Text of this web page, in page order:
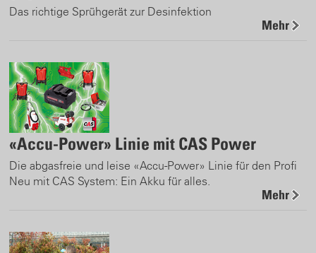
Das richtige Sprühgerät zur Desinfektion
Mehr
«Accu-Power» Linie mit CAS Power
Die abgasfreie und leise «Accu-Power» Linie für den Profi
Neu mit CAS System: Ein Akku für alles.
Mehr